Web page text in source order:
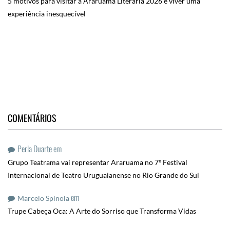
experiência inesquecível
COMENTÁRIOS
Perla Duarteem
Grupo Teatrama vai representar Araruama no 7º Festival
Internacional de Teatro Uruguaianense no Rio Grande do Sul
Marcelo Spinolaem
Trupe Cabeça Oca: A Arte do Sorriso que Transforma Vidas